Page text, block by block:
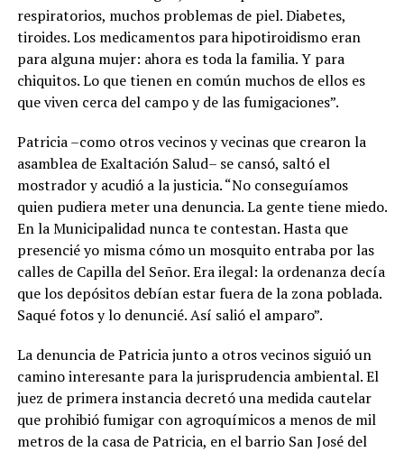
respiratorios, muchos problemas de piel. Diabetes,
tiroides. Los medicamentos para hipotiroidismo eran
para alguna mujer: ahora es toda la familia. Y para
chiquitos. Lo que tienen en común muchos de ellos es
que viven cerca del campo y de las fumigaciones”.
Patricia –como otros vecinos y vecinas que crearon la
asamblea de Exaltación Salud– se cansó, saltó el
mostrador y acudió a la justicia. “No conseguíamos
quien pudiera meter una denuncia. La gente tiene miedo.
En la Municipalidad nunca te contestan. Hasta que
presencié yo misma cómo un mosquito entraba por las
calles de Capilla del Señor. Era ilegal: la ordenanza decía
que los depósitos debían estar fuera de la zona poblada.
Saqué fotos y lo denuncié. Así salió el amparo”.
La denuncia de Patricia junto a otros vecinos siguió un
camino interesante para la jurisprudencia ambiental. El
juez de primera instancia decretó una medida cautelar
que prohibió fumigar con agroquímicos a menos de mil
metros de la casa de Patricia, en el barrio San José del